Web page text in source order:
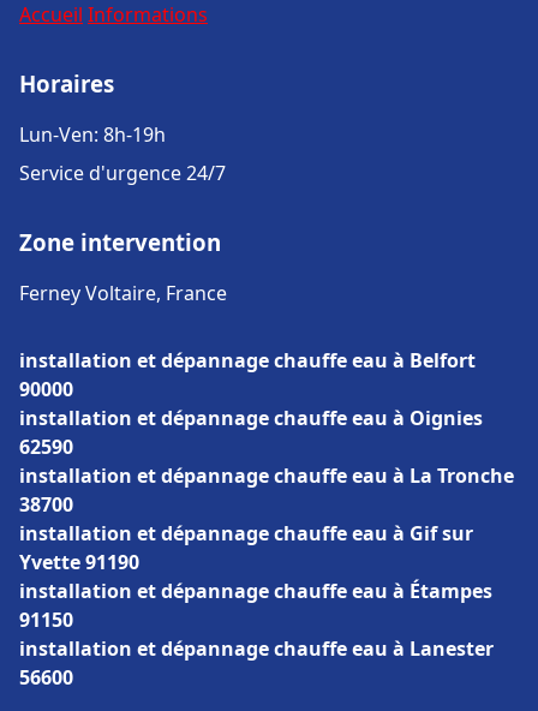
Accueil Informations
Horaires
Lun-Ven: 8h-19h
Service d'urgence 24/7
Zone intervention
Ferney Voltaire, France
installation et dépannage chauffe eau à Belfort
90000
installation et dépannage chauffe eau à Oignies
62590
installation et dépannage chauffe eau à La Tronche
38700
installation et dépannage chauffe eau à Gif sur
Yvette 91190
installation et dépannage chauffe eau à Étampes
91150
installation et dépannage chauffe eau à Lanester
56600